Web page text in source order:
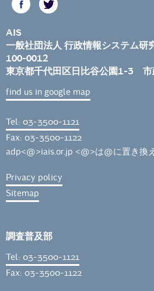
AIS
一般社団法人 行政情報システム研
100-0012
東京都千代田区日比谷公園1-3 市
find us in google map
Tel: 03-3500-1121
Fax: 03-3500-1122
adp<@>iais.or.jp <@>は@に置き換
Privacy policy
Sitemap
調査普及部
Tel: 03-3500-1121
Fax: 03-3500-1122